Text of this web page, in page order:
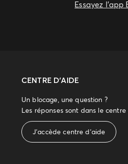
Essayez l'app
CENTRE D'AIDE
Un blocage, une question ?
Les réponses sont dans le
J'accède centre d'aide